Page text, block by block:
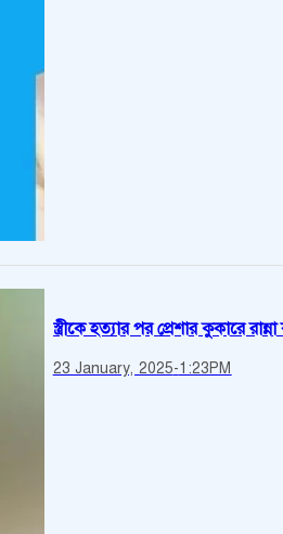
স্ত্রীকে হত্যার পর প্রেশার কুকারে
23 January, 2025-1:23PM